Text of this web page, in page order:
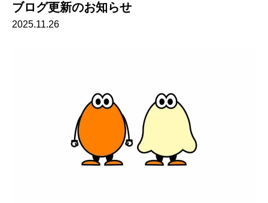
ブログ更新のお知らせ
2025.11.26